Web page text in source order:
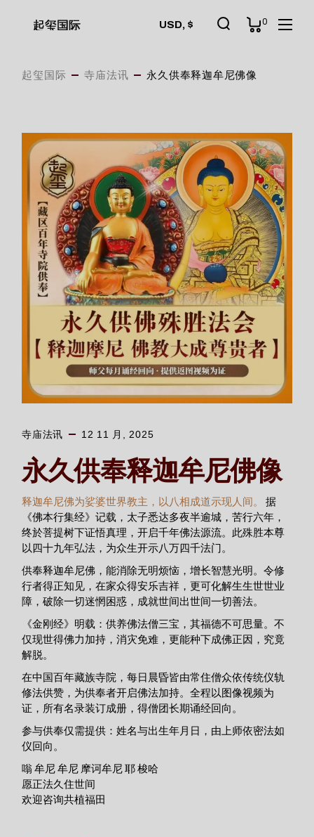
起玺国际 USD, $ 0
起玺国际 寺庙法讯 永久供奉释迦牟尼佛像
寺庙法讯 12 11 月, 2025
永久供奉释迦牟尼佛像
释迦牟尼佛为娑婆世界教主，以八相成道示现人间。
据
《佛本行集经》记载，太子悉达多夜半逾城，苦行六年，
终於菩提树下证悟真理，开启千年佛法源流。此殊胜本尊
以四十九年弘法，为众生开示八万四千法门。
供奉释迦牟尼佛，能消除无明烦恼，增长智慧光明。令修
行者得正知见，在家众得安乐吉祥，更可化解生生世世业
障，破除一切迷惘困惑，成就世间出世间一切善法。
《金刚经》明载：供养佛法僧三宝，其福德不可思量。不
仅现世得佛力加持，消灾免难，更能种下成佛正因，究竟
解脱。
在中国百年藏族寺院，每日晨昏皆由常住僧众依传统仪轨
修法供赞，为供奉者开启佛法加持。全程以图像视频为
证，所有名录装订成册，得僧团长期诵经回向。
参与供奉仅需提供：姓名与出生年月日，由上师依密法如
仪回向。
嗡 牟尼 牟尼 摩诃牟尼 耶 梭哈
愿正法久住世间
欢迎咨询共植福田